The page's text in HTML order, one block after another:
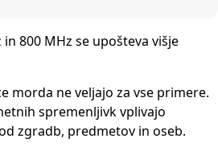
800 MHz se upošteva višje
morda ne veljajo za vse primere.
spremenljivk vplivajo
zgradb, predmetov in oseb.